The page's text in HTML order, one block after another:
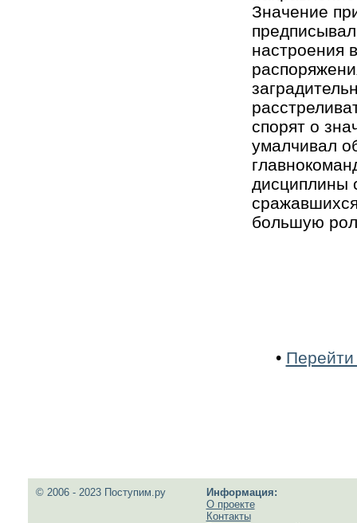
Значение
настроения
спорят о
умалчивал
дисциплины
большую
• Перейти
© 2006 - 2023 Поступим.ру
Информация:
О проекте
Контакты